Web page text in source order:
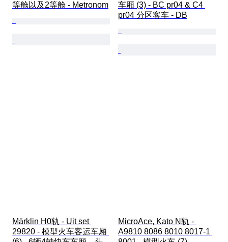
等舱以及2等舱 - Metronom
车厢 (3) - BC pr04 & C4
pr04 分区客车 - DB
Märklin H0轨 - Uit set
29820 - 模型火车客运车厢
MicroAce, Kato N轨 -
A9810 8086 8010 8017-1